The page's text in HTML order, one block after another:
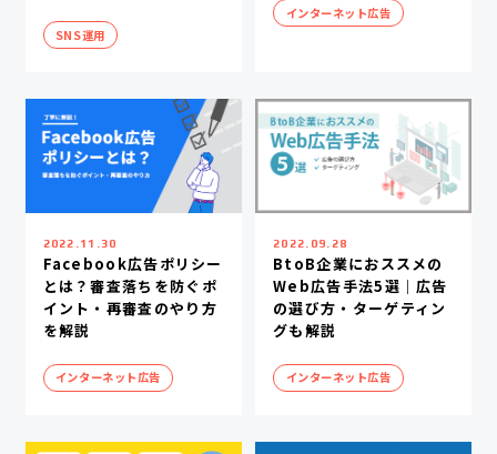
SNS運用
インターネット広告
2022.11.30
Facebook広告ポリシー
とは？審査落ちを防ぐポ
イント・再審査のやり方
を解説
インターネット広告
2022.09.28
BtoB企業におススメの
Web広告手法5選｜広告
の選び方・ターゲティン
グも解説
インターネット広告